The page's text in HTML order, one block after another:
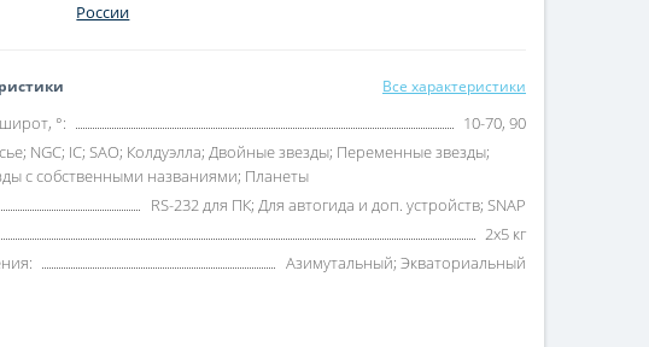
России
Все характеристики
°:
10-70, 90
NGC; IC; SAO; Колдуэлла; Двойные звезды; Переменные звезды;
с собственными названиями; Планеты
RS-232 для ПК; Для автогида и доп. устройств; SNAP
2х5 кг
Азимутальный; Экваториальный